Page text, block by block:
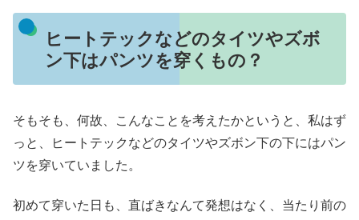
ヒートテックなどのタイツやズボ
ン下はパンツを穿くもの？
そもそも、何故、こんなことを考えたかというと、私はず
っと、ヒートテックなどのタイツやズボン下の下にはパン
ツを穿いていました。
初めて穿いた日も、直ばきなんて発想はなく、当たり前の